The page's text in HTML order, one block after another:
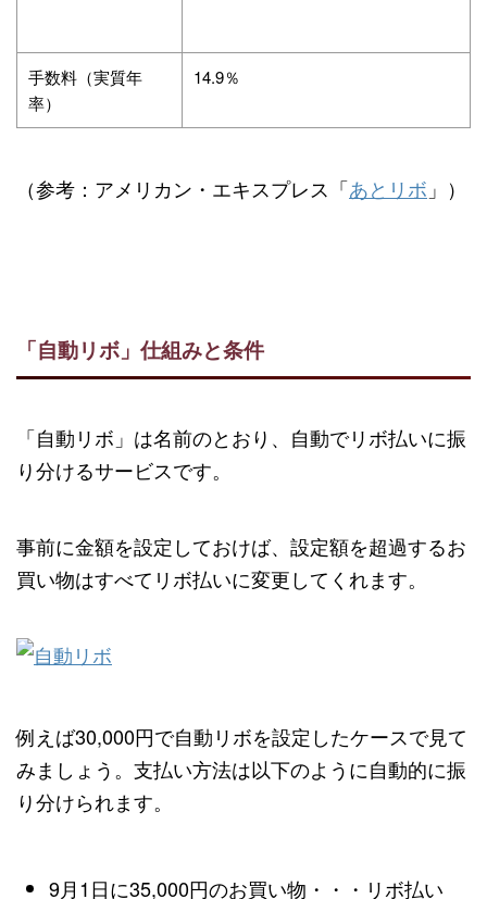
手数料（実質年
率）
14.9％
（参考：アメリカン・エキスプレス「あとリボ 」）
「自動リボ」仕組みと条件
「自動リボ」は名前のとおり、自動でリボ払いに振
り分けるサービスです。
事前に金額を設定しておけば、設定額を超過するお
買い物はすべてリボ払いに変更してくれます。
例えば30,000円で自動リボを設定したケースで見て
みましょう。支払い方法は以下のように自動的に振
り分けられます。
9月1日に35,000円のお買い物・・・リボ払い